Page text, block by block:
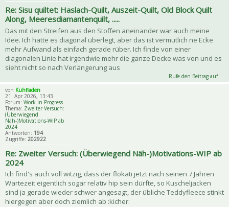
Re: Sisu quiltet: Haslach-Quilt, Auszeit-Quilt, Old Block Quilt
Along, Meeresdiamantenquilt, .....
Das mit den Streifen aus den Stoffen aneinander war auch meine
Idee. Ich hatte es diagonal überlegt, aber das ist vermutlich ne Ecke
mehr Aufwand als einfach gerade rüber. Ich finde von einer
diagonalen Linie hat irgendwie mehr die ganze Decke was von und es
sieht nicht so nach Verlängerung aus
Rufe den Beitrag auf
von Kuhfladen
21. Apr 2026, 13:43
Forum: Work in Progress
Thema: Zweiter Versuch:
(Überwiegend
Näh-)Motivations-WIP ab
2024
Antworten: 194
Zugriffe: 202922
Re: Zweiter Versuch: (Überwiegend Näh-)Motivations-WIP ab
2024
Ich find's auch voll witzig, dass der flokati jetzt nach seinen 7 Jahren
Wartezeit eigentlich sogar relativ hip sein dürfte, so Kuscheljacken
sind ja gerade wieder schwer angesagt, der übliche Teddyfleece stinkt
hiergegen aber doch ziemlich ab :kicher: